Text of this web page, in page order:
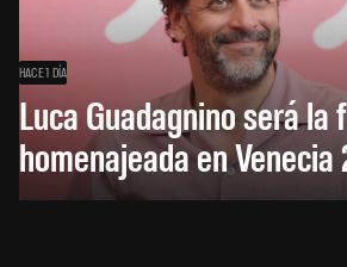
HACE 1 DÍA
Luca Guadagnino será la
homenajeada en